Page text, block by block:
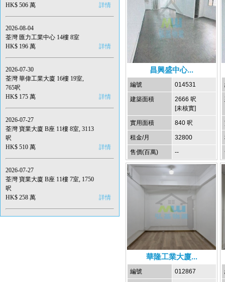
昌興盛中心...
編號 014531
建築面積
2666 呎
[未核實]
實用面積 840 呎
租金/月 32800
售價(百萬) --
華隆工業大廈...
編號 012867
HK$ 506 萬
詳情
2026-08-04
荃灣 匯力工業中心 14樓 8室
HK$ 196 萬
詳情
2026-07-30
荃灣 華偉工業大廈 16樓 19室,
765呎
HK$ 175 萬
詳情
2026-07-27
荃灣 寶業大廈 B座 11樓 8室, 3113
呎
HK$ 510 萬
詳情
2026-07-27
荃灣 寶業大廈 B座 11樓 7室, 1750
呎
HK$ 258 萬
詳情